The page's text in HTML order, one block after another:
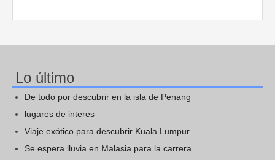
Lo último
De todo por descubrir en la isla de Penang
lugares de interes
Viaje exótico para descubrir Kuala Lumpur
Se espera lluvia en Malasia para la carrera